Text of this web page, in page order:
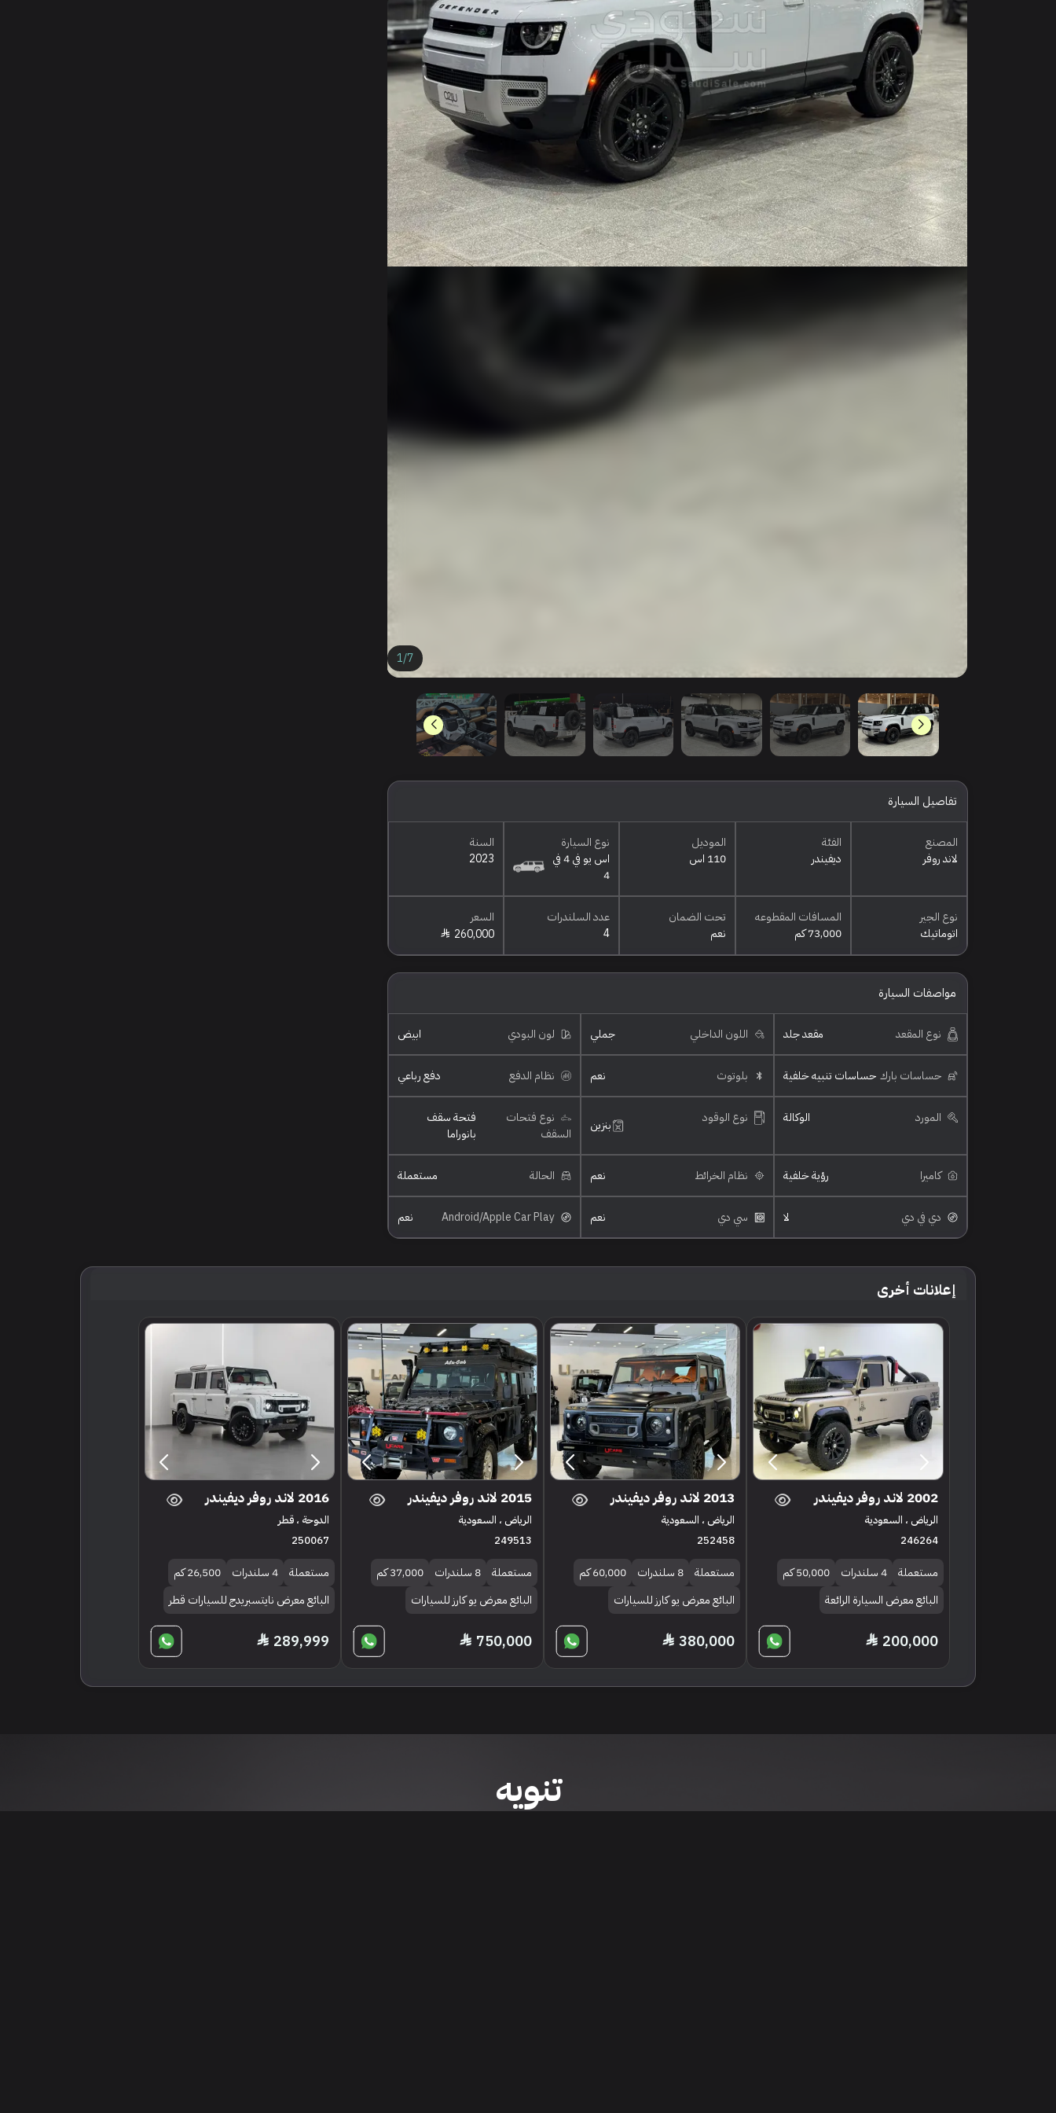
1/7
تفاصيل السيارة
المصنع
لاند روفر
الفئة
ديفيندر
الموديل
110 اس
نوع السيارة
اس يو في 4 في
4
السنة
2023
نوع الجير
اتوماتيك
المسافات المقطوعه
73,000 كم
تحت الضمان
نعم
عدد السلندرات
4
السعر
260,000
مواصفات السيارة
نوع المقعد مقعد جلد اللون الداخلي جملي لون البودي ابيض
حساسات بارك حساسات تنبيه خلفية بلوتوث نعم نظام الدفع دفع رباعي
المورد الوكالة نوع الوقود بنزين
نوع فتحات
السقف
فتحة سقف
بانوراما
كاميرا رؤية خلفية نظام الخرائط نعم الحالة مستعملة
دي في دي لا سي دي نعم نعم
إعلانات أخرى
2002 لاند روفر ديفيندر
الرياض ، السعودية
246264
مستعملة 4 سلندرات
50,000 كم
البائع معرض السيارة الرائعة
200,000
2013 لاند روفر ديفيندر
الرياض ، السعودية
252458
مستعملة 8 سلندرات
60,000 كم
البائع معرض يو كارز للسيارات
380,000
2015 لاند روفر ديفيندر
الرياض ، السعودية
249513
مستعملة 8 سلندرات
37,000 كم
البائع معرض يو كارز للسيارات
750,000
2016 لاند روفر ديفيندر
الدوحة ، قطر
250067
مستعملة 4 سلندرات
26,500 كم
البائع معرض نايتسبريدج للسيارات قطر
289,999
تنويه